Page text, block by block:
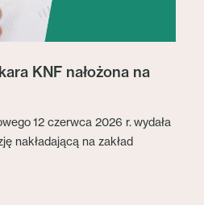
KNF nałożona na
12 czerwca 2026 r. wydała
nakładającą na zakład